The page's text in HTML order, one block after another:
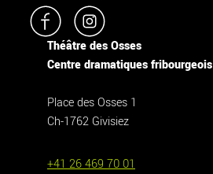
Théâtre des Osses
Centre dramatiques fribourgeois
Place des Osses 1
Ch-1762 Givisiez
+41 26 469 70 01